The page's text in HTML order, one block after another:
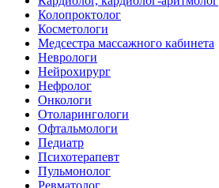
Колопроктолог
Косметологи
Медсестра массажного кабинета
Неврологи
Нейрохирург
Нефролог
Онкологи
Отоларингологи
Офтальмологи
Педиатр
Психотерапевт
Пульмонолог
Ревматолог